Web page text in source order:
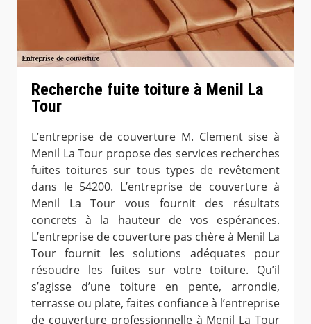
Recherche fuite toiture à Menil La
Tour
L’entreprise de couverture M. Clement sise à
Menil La Tour propose des services recherches
fuites toitures sur tous types de revêtement
dans le 54200. L’entreprise de couverture à
Menil La Tour vous fournit des résultats
concrets à la hauteur de vos espérances.
L’entreprise de couverture pas chère à Menil La
Tour fournit les solutions adéquates pour
résoudre les fuites sur votre toiture. Qu’il
s’agisse d’une toiture en pente, arrondie,
terrasse ou plate, faites confiance à l’entreprise
de couverture professionnelle à Menil La Tour